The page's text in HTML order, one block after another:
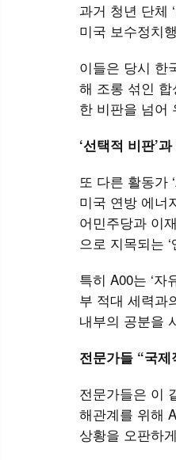
과거 청년 단체
미국 보수정치
이들은 당시 한
해 조롱 섞인
한 비판을 넘어
‘선택적 비판’
또 다른 활동가
미국 연방 에너
어민주당과 이
으로 지목되는
특히 A00는 ‘자
부 적대 세력과
내부의 공분을
전문가들 “국
전문가들은 이
해관계를 위해
상황을 오판하